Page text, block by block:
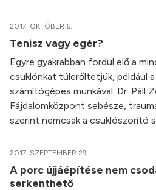
2017. OKTÓBER 6.
Tenisz vagy egér?
Egyre gyakrabban fordul elő a
csuklónkat túlerőltetjük, például
számítógépes munkával. Dr. Páll
Fájdalomközpont sebésze,
szerint nemcsak a csuklószorító
2017. SZEPTEMBER 29.
A porc újjáépítése nem
serkenthető